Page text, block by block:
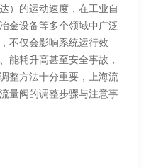
）的运动速度，在工业自
金设备等多个领域中广泛
不仅会影响系统运行效
能耗升高甚至安全事故，
整方法十分重要，上海流
量阀的调整步骤与注意事